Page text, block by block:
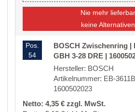
Nie mehr lieferbar
keine Alternativen
Pos.
54
BOSCH Zwischenring |
GBH 3-28 DRE |
Hersteller: BOSCH
Artikelnummer: EB-
1600502023
Netto: 4,35 € zzgl. MwSt.